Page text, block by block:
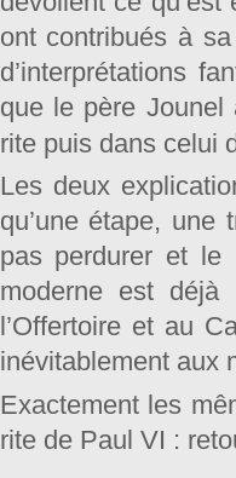
ont contribués à
d’interprétations
que le père
rite puis dans celui
Les deux
qu’une étape,
pas perdurer et
moderne est
l’Offertoire et au
inévitablement aux
Exactement les
rite de Paul VI :